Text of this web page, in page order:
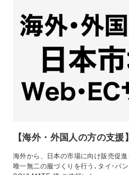
【海外・外国人の方の支
海外から、日本の市場に向け販売促
唯一無二の服づくりを行う､タイ･バ